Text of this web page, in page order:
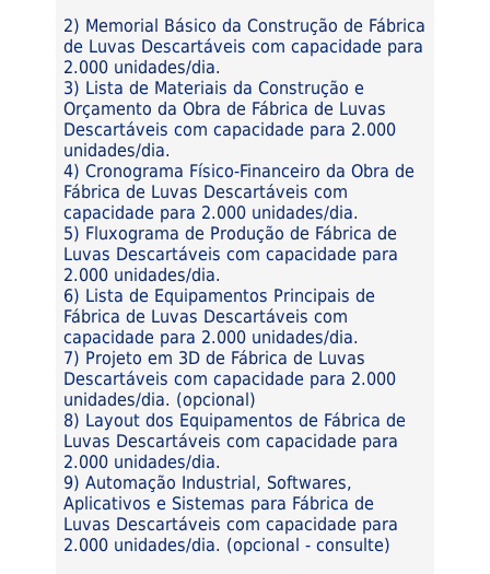
2) Memorial Básico da Construção de Fábrica
de Luvas Descartáveis com capacidade para
2.000 unidades/dia.
3) Lista de Materiais da Construção e
Orçamento da Obra de Fábrica de Luvas
Descartáveis com capacidade para 2.000
unidades/dia.
4) Cronograma Físico-Financeiro da Obra de
Fábrica de Luvas Descartáveis com
capacidade para 2.000 unidades/dia.
5) Fluxograma de Produção de Fábrica de
Luvas Descartáveis com capacidade para
2.000 unidades/dia.
6) Lista de Equipamentos Principais de
Fábrica de Luvas Descartáveis com
capacidade para 2.000 unidades/dia.
7) Projeto em 3D de Fábrica de Luvas
Descartáveis com capacidade para 2.000
unidades/dia. (opcional)
8) Layout dos Equipamentos de Fábrica de
Luvas Descartáveis com capacidade para
2.000 unidades/dia.
9) Automação Industrial, Softwares,
Aplicativos e Sistemas para Fábrica de
Luvas Descartáveis com capacidade para
2.000 unidades/dia. (opcional - consulte)